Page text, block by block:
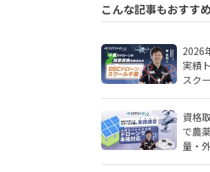
こんな記事もおすす
2026
実績
スク
資格
で農
量・